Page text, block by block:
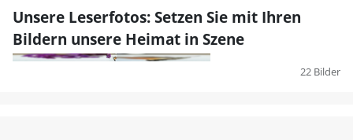
Unsere Leserfotos: Setzen Sie mit Ihren
Bildern unsere Heimat in Szene
22 Bilder